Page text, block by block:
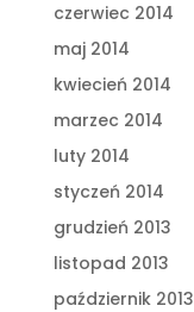
czerwiec 2014
maj 2014
kwiecień 2014
marzec 2014
luty 2014
styczeń 2014
grudzień 2013
listopad 2013
październik 2013